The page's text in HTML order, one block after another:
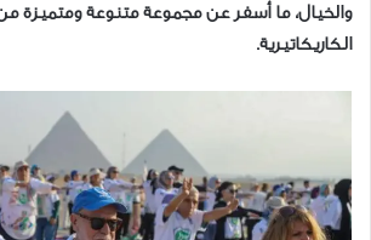
والخيال، ما أسفر عن مجموعة متنوعة ومتميزة من
الكاريكاتيرية.